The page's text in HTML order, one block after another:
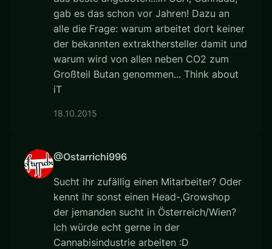
gab es das schon vor Jahren! Dazu an
alle die Frage: warum arbeitet dort keiner
der bekannten extrakthersteller damit und
warum wird von allen neben CO2 zum
Großteil Butan genommen... Think about
iT
18.10.2015
@Ostarrichi996
Sucht ihr zufällig einen Mitarbeiter? Oder
kennt ihr sonst einen Head-,Growshop
der jemanden sucht in Österreich/Wien?
Ich würde echt gerne in der
Cannabisindustrie arbeiten :D